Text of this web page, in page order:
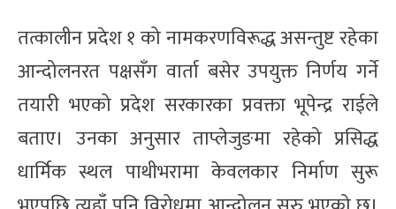
तत्कालीन प्रदेश १ को नामकरणविरूद्ध असन्तुष्ट रहेका
आन्दोलनरत पक्षसँग वार्ता बसेर उपयुक्त निर्णय गर्ने
तयारी भएको प्रदेश सरकारका प्रवक्ता भूपेन्द्र राईले
बताए। उनका अनुसार ताप्लेजुङमा रहेको प्रसिद्ध
धार्मिक स्थल पाथीभरामा केवलकार निर्माण सुरू